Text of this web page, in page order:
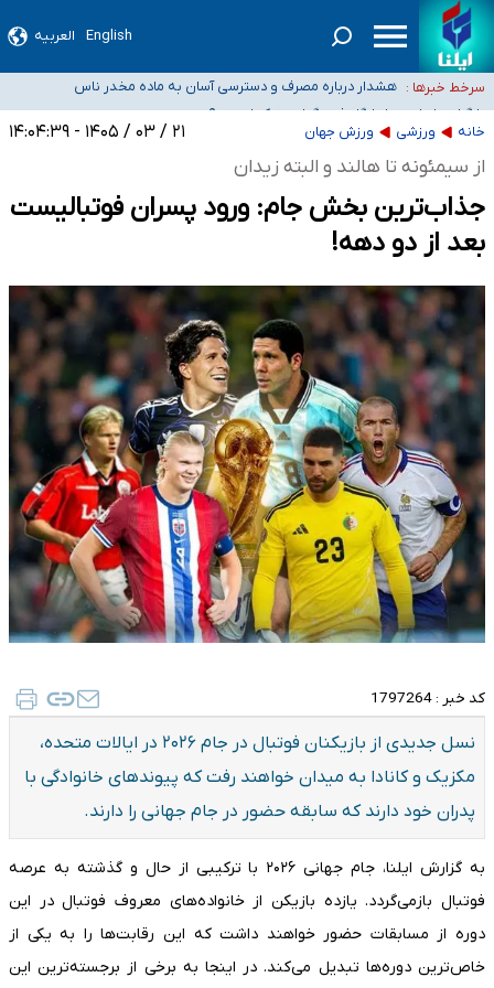
English العربیه
سرخط خبرها :
ثبت‌نام بخش عمده دانش‌آموزان مدارس ایرانی امارات در کشور/ درباره محصلان
باقی‌مانده در دبی متناسب با شرایط جدید تصمیم‌گیری می‌شود
هشدار درباره مصرف و دسترسی آسان به ماده مخدر ناس
بازگشت اساتید دانشگاه فرهنگیان به کجا رسید؟
۵۵۶ هزار نفر در صف وام ازدواج/ بانک سرمایه با وجود ۲۵۰ متقاضی، تاکنون هیچ
خانه ورزشی ورزش جهان ۲۱ / ۰۳ / ۱۴۰۵ - ۱۴:۰۴:۳۹
از سیمئونه تا هالند و البته زیدان
جذاب‌ترین بخش جام: ورود پسران فوتبالیست
بعد از دو دهه!
کد خبر : 1797264
نسل جدیدی از بازیکنان فوتبال در جام ۲۰۲۶ در ایالات متحده،
مکزیک و کانادا به میدان خواهند رفت که پیوندهای خانوادگی با
پدران خود دارند که سابقه حضور در جام جهانی را دارند.
به گزارش ایلنا، جام جهانی ۲۰۲۶ با ترکیبی از حال و گذشته به عرصه
فوتبال بازمی‌گردد. یازده بازیکن از خانواده‌های معروف فوتبال در این
دوره از مسابقات حضور خواهند داشت که این رقابت‌ها را به یکی از
خاص‌ترین دوره‌ها تبدیل می‌کند. در اینجا به برخی از برجسته‌ترین این